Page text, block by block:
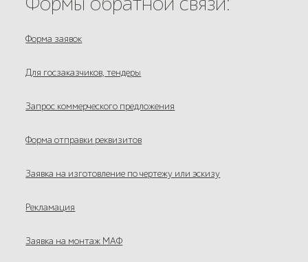
Форма заявок
Для госзаказчиков, тендеры
Запрос коммерческого предложения
Форма отправки реквизитов
Заявка на изготовление по чертежу или эскизу
Рекламация
Заявка на монтаж МАФ